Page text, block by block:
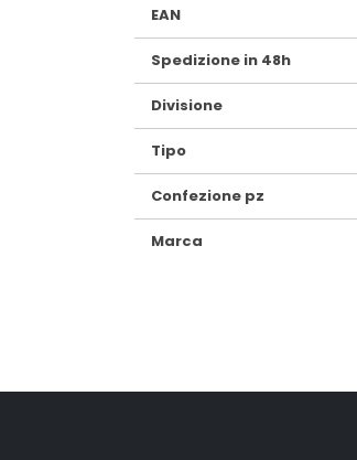
EAN
Spedizione in 48h
Divisione
Tipo
Confezione pz
Marca